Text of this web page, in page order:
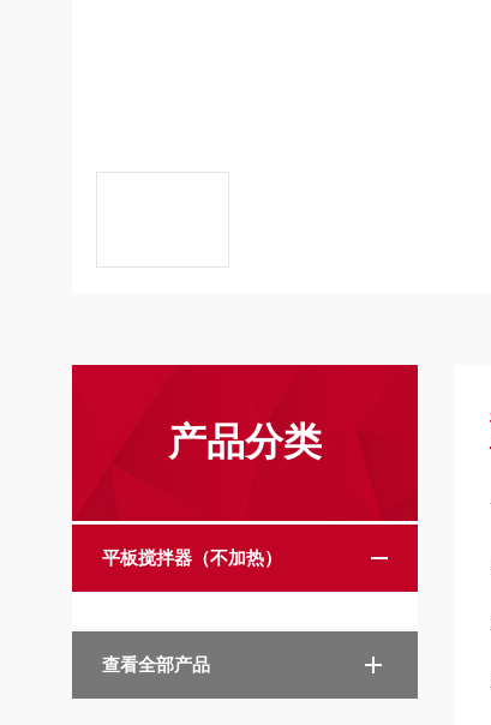
产品分类
平板搅拌器（不加热）
查看全部产品